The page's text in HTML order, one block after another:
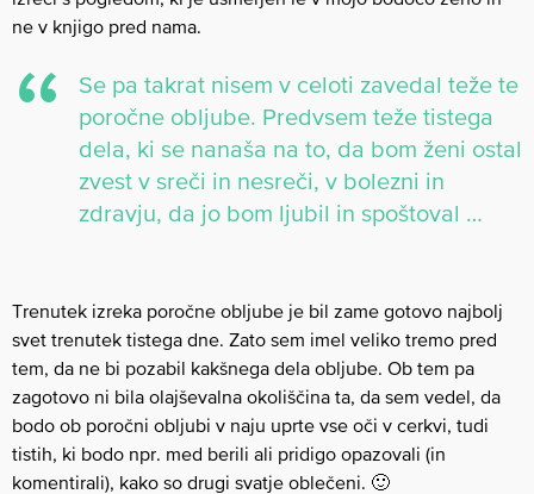
ne v knjigo pred nama.
Se pa takrat nisem v celoti zavedal teže te
poročne obljube. Predvsem teže tistega
dela, ki se nanaša na to, da bom ženi ostal
zvest v sreči in nesreči, v bolezni in
zdravju, da jo bom ljubil in spoštoval …
Trenutek izreka poročne obljube je bil zame gotovo najbolj
svet trenutek tistega dne. Zato sem imel veliko tremo pred
tem, da ne bi pozabil kakšnega dela obljube. Ob tem pa
zagotovo ni bila olajševalna okoliščina ta, da sem vedel, da
bodo ob poročni obljubi v naju uprte vse oči v cerkvi, tudi
tistih, ki bodo npr. med berili ali pridigo opazovali (in
komentirali), kako so drugi svatje oblečeni. 🙂